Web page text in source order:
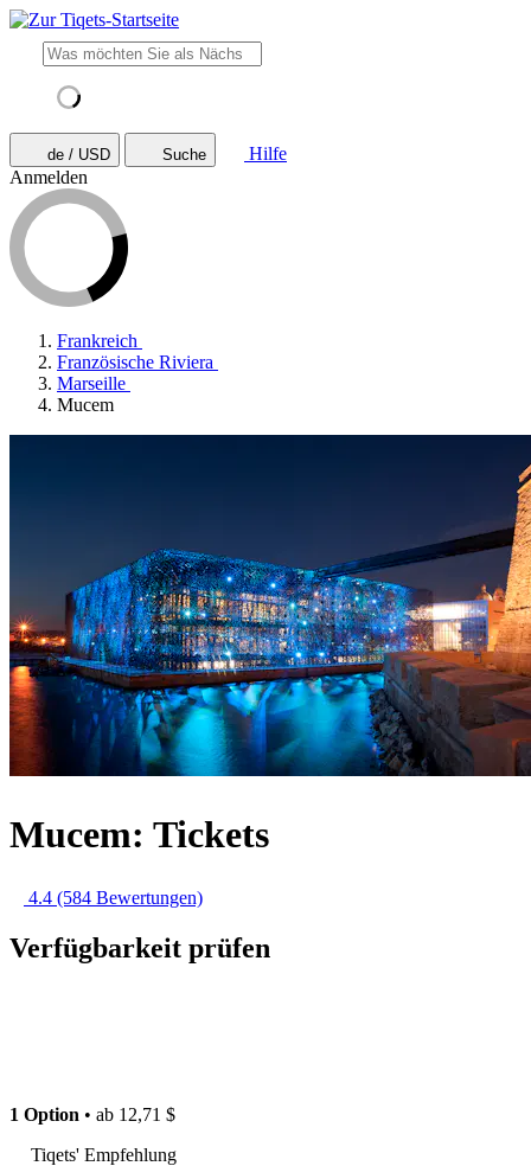
de / USD Suche
Hilfe
Anmelden
Frankreich
Französische Riviera
Marseille
Mucem
Mucem: Tickets
4.4 (584 Bewertungen)
Verfügbarkeit prüfen
1 Option • ab 12,71 $
Tiqets' Empfehlung